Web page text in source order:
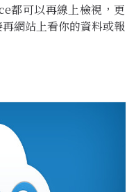
都可以再線上檢視，更
網站上看你的資料或報